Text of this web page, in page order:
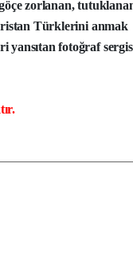
zorlanan,
Türklerini anmak
yansıtan fotoğraf